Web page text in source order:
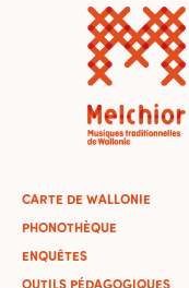
CARTE DE WALLONIE
PHONOTHÈQUE
ENQUÊTES
OUTILS PÉDAGOGIQUES